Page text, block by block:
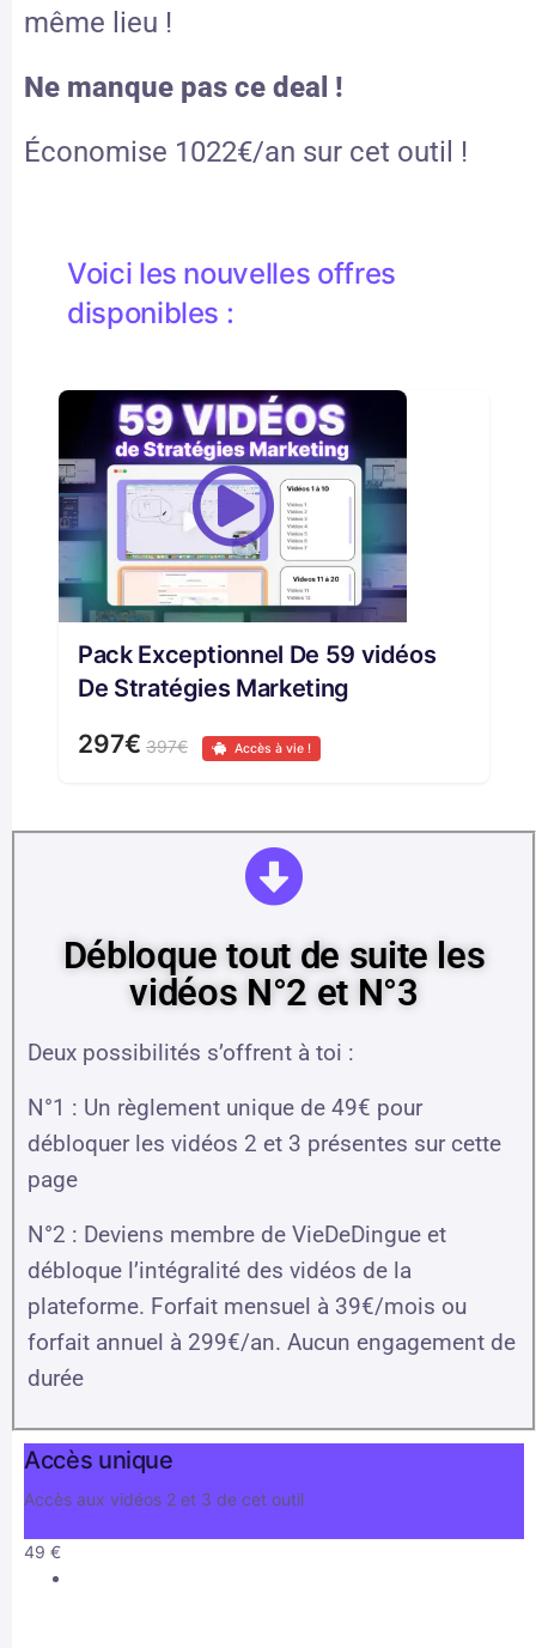
même lieu !
Ne manque pas ce deal !
Économise 1022€/an sur cet outil !
Voici les nouvelles offres
disponibles :
Pack Exceptionnel De 59 vidéos
De Stratégies Marketing
297€ 397€ Accès à vie !
Débloque tout de suite les
vidéos N°2 et N°3
Deux possibilités s’offrent à toi :
N°1 : Un règlement unique de 49€ pour
débloquer les vidéos 2 et 3 présentes sur cette
page
N°2 : Deviens membre de VieDeDingue et
débloque l’intégralité des vidéos de la
plateforme. Forfait mensuel à 39€/mois ou
forfait annuel à 299€/an. Aucun engagement de
durée
Accès unique
Accès aux vidéos 2 et 3 de cet outil
49 €